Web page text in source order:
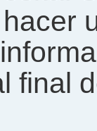
final